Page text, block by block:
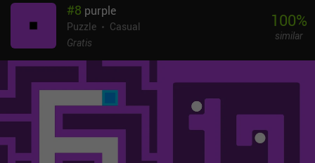
#8 purple
Puzzle
Casual
Gratis
100%
similar